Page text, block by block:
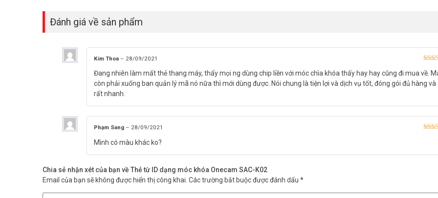
Đánh giá về sản phẩm
Kim Thoa – 28/09/2021
Đang nhiên làm mất thẻ thang máy, thấy mọi ng dùng chip liền với móc chìa khóa thấy hay hay cũng đi mua về.
còn phải xuống ban quản lý mã nó nữa thì mới dùng được. Nói chung là tiện lợi và dịch vụ tốt, đóng gói đủ hàng và
rất nhanh.
Phạm Sang – 28/09/2021
Mình có màu khác ko?
Chia sẻ nhận xét của bạn về Thẻ từ ID dạng móc khóa Onecam SAC-K02
Email của bạn sẽ không được hiển thị công khai. Các trường bắt buộc được đánh dấu *